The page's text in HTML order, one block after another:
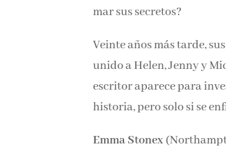
mar sus secretos?
Veinte años más tarde,
unido a Helen, Jenny y
escritor aparece para
historia, pero solo si se
Emma Stonex